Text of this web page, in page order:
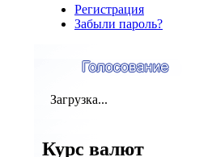
Регистрация
Забыли пароль?
Загрузка...
Курс валют